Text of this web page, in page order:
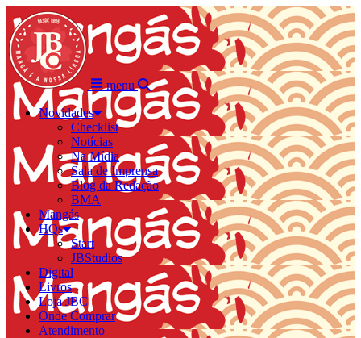
menu
Novidades
Checklist
Notícias
Na Mídia
Sala de Imprensa
Blog da Redação
BMA
Mangás
HQs
Start
JBStudios
Digital
Livros
Loja JBC
Onde Comprar
Atendimento